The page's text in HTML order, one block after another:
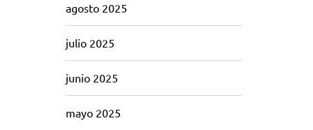
agosto 2025
julio 2025
junio 2025
mayo 2025